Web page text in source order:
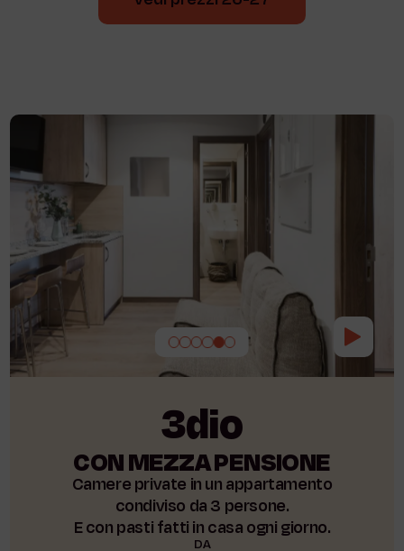
3dio
CON MEZZA PENSIONE
Camere private in un appartamento
condiviso da 3 persone.
E con pasti fatti in casa ogni giorno.
DA